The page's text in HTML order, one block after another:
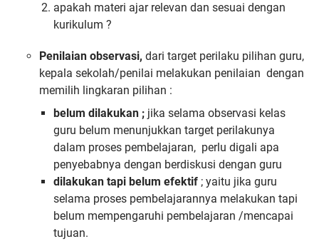
apakah materi ajar relevan dan sesuai dengan
kurikulum ?
Penilaian observasi, dari target perilaku pilihan guru,
kepala sekolah/penilai melakukan penilaian dengan
memilih lingkaran pilihan :
belum dilakukan ; jika selama observasi kelas
guru belum menunjukkan target perilakunya
dalam proses pembelajaran, perlu digali apa
penyebabnya dengan berdiskusi dengan guru
dilakukan tapi belum efektif ; yaitu jika guru
selama proses pembelajarannya melakukan tapi
belum mempengaruhi pembelajaran /mencapai
tujuan.